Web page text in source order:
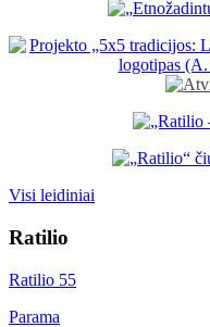
Visi leidiniai
Ratilio
Ratilio 55
Parama